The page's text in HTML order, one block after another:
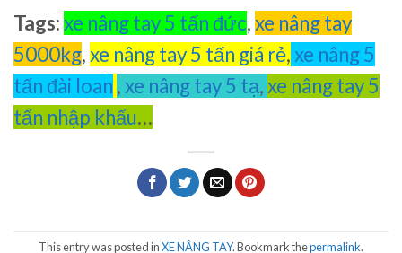
Tags:xe nâng tay 5 tấn đức,xe nâng tay
5000kg,xe nâng tay 5 tấn giá rẻ, xe nâng 5
tấn đài loan , xe nâng tay 5 tạ,xe nâng tay 5
tấn nhập khẩu…
This entry was posted inXE NÂNG TAY. Bookmark thepermalink.